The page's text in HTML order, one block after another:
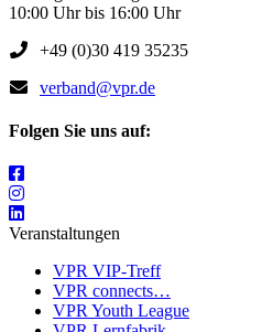
10:00 Uhr bis 16:00 Uhr
+49 (0)30 419 35235
verband@vpr.de
Folgen Sie uns auf:
Veranstaltungen
VPR VIP-Treff
VPR connects…
VPR Youth League